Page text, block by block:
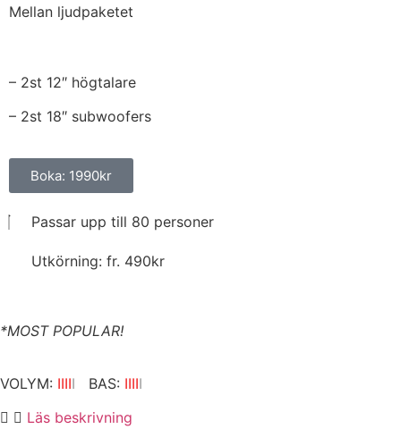
Mellan ljudpaketet
– 2st 12″ högtalare
– 2st 18″ subwoofers
Boka: 1990kr
Passar upp till 80 personer
Utkörning: fr. 490kr
*MOST POPULAR!
VOLYM: IIIII BAS: IIIII
Läs beskrivning